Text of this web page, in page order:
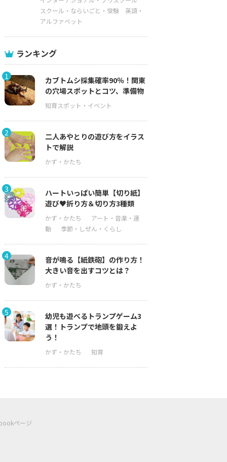
スクール・ならいごと・受験
英語・
アルファベット
ランキング
1
カブトムシ採集確率90％！関東
の穴場スポットとコツ、準備物
2
二人あやとりの遊び方をイラス
トで解説
3
ハートいっぱい簡単【切り紙】
遊び♥折り方＆切り方3種類
4
音が鳴る【紙鉄砲】の作り方！
大きい音を出すコツとは？
5
幼児も遊べるトランプゲーム3
選！トランプで地頭を鍛えよ
う！
ページ